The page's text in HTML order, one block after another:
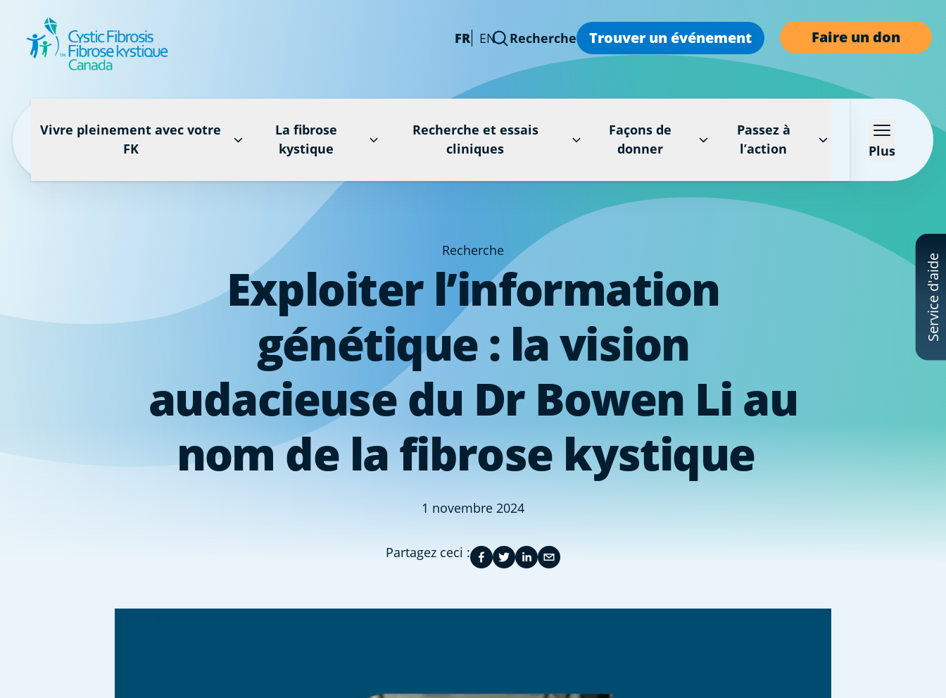
Faire un don
Service d'aide
FR EN Recherche Trouver un événement
Vivre pleinement avec votre
FK
La fibrose
kystique
Recherche et essais
cliniques
Façons de
donner
Passez à
l’action
Plus
Recherche
Exploiter l’information
génétique : la vision
audacieuse du Dr Bowen Li au
nom de la fibrose kystique
1 novembre 2024
Partagez ceci :